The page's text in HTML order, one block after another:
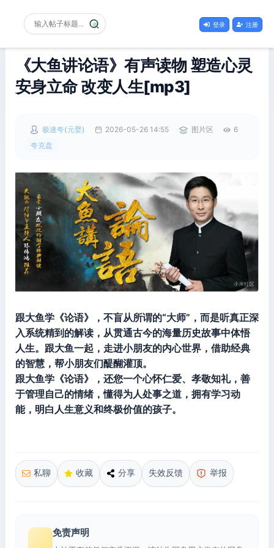
登录 注册
《大鱼讲论语》有声读物 塑造心灵
安身立命 改变人生[mp3]
极速夸(元婴) 2026-05-26 14:55 图片区
6
夸克盘
跟大鱼学《论语》，不盲从所谓的“大师”，而是听真正深
入系统精到的解读，从贯通古今的海量历史故事中体悟
人生。跟大鱼一起，走进小朋友的内心世界，借助经典
的智慧，帮小朋友们醍醐灌顶。
跟大鱼学《论语》，还您一个心怀仁爱、孝敬知礼，善
于管理自己的情绪，懂得为人处事之道，拥有学习动
能，明白人生意义和终极价值的孩子。
私聊 收藏 分享 失效反馈 举报
免责声明